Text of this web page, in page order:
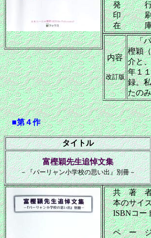
発 行：
印 刷：
在 庫
内容
改訂版
「パ
樫穎
介と
年１
録。
たの
■第４作
タイトル
富樫穎先生追悼文集
－『パーリャン小学校の思い出』別冊－
共 著 者
本のサイ
ISBNコー
ペ ー ジ